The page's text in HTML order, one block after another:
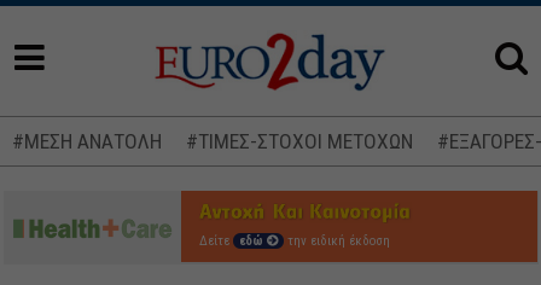
#ΜΕΣΗ ΑΝΑΤΟΛΗ #ΤΙΜΕΣ-ΣΤΟΧΟΙ ΜΕΤΟΧΩΝ
Δείτε εδώ την ειδική έκδοση